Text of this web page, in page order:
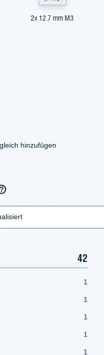
2x 12.7 mm M3
hinzufügen
42
1
1
1
1
1